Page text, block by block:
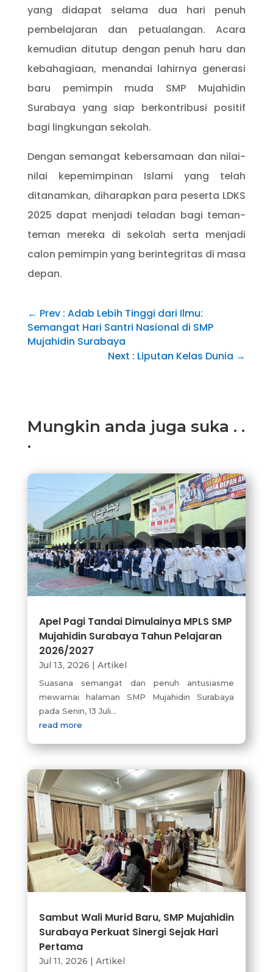
yang didapat selama dua hari penuh
pembelajaran dan petualangan. Acara
kemudian ditutup dengan penuh haru dan
kebahagiaan, menandai lahirnya generasi
baru pemimpin muda SMP Mujahidin
Surabaya yang siap berkontribusi positif
bagi lingkungan sekolah.
Dengan semangat kebersamaan dan nilai-
nilai kepemimpinan Islami yang telah
ditanamkan, diharapkan para peserta LDKS
2025 dapat menjadi teladan bagi teman-
teman mereka di sekolah serta menjadi
calon pemimpin yang berintegritas di masa
depan.
← Prev : Adab Lebih Tinggi dari Ilmu:
Semangat Hari Santri Nasional di SMP
Mujahidin Surabaya
Next : Liputan Kelas Dunia →
Mungkin anda juga suka . .
.
Apel Pagi Tandai Dimulainya MPLS SMP
Mujahidin Surabaya Tahun Pelajaran
2026/2027
Jul 13, 2026 Artikel
Suasana semangat dan penuh antusiasme
mewarnai halaman SMP Mujahidin Surabaya
pada Senin, 13 Juli...
read more
Sambut Wali Murid Baru, SMP Mujahidin
Surabaya Perkuat Sinergi Sejak Hari
Pertama
Jul 11, 2026 Artikel